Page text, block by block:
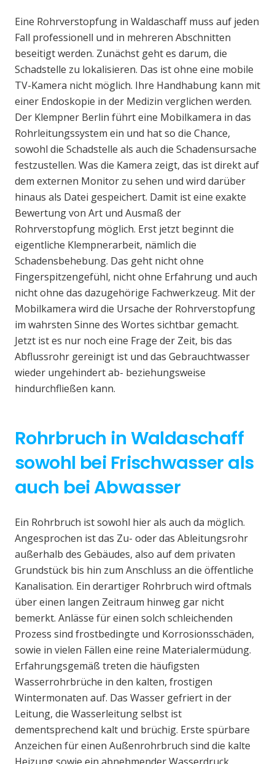
Eine Rohrverstopfung in Waldaschaff muss auf jeden
Fall professionell und in mehreren Abschnitten
beseitigt werden. Zunächst geht es darum, die
Schadstelle zu lokalisieren. Das ist ohne eine mobile
TV-Kamera nicht möglich. Ihre Handhabung kann mit
einer Endoskopie in der Medizin verglichen werden.
Der Klempner Berlin führt eine Mobilkamera in das
Rohrleitungssystem ein und hat so die Chance,
sowohl die Schadstelle als auch die Schadensursache
festzustellen. Was die Kamera zeigt, das ist direkt auf
dem externen Monitor zu sehen und wird darüber
hinaus als Datei gespeichert. Damit ist eine exakte
Bewertung von Art und Ausmaß der
Rohrverstopfung möglich. Erst jetzt beginnt die
eigentliche Klempnerarbeit, nämlich die
Schadensbehebung. Das geht nicht ohne
Fingerspitzengefühl, nicht ohne Erfahrung und auch
nicht ohne das dazugehörige Fachwerkzeug. Mit der
Mobilkamera wird die Ursache der Rohrverstopfung
im wahrsten Sinne des Wortes sichtbar gemacht.
Jetzt ist es nur noch eine Frage der Zeit, bis das
Abflussrohr gereinigt ist und das Gebrauchtwasser
wieder ungehindert ab- beziehungsweise
hindurchfließen kann.
Rohrbruch in Waldaschaff
sowohl bei Frischwasser als
auch bei Abwasser
Ein Rohrbruch ist sowohl hier als auch da möglich.
Angesprochen ist das Zu- oder das Ableitungsrohr
außerhalb des Gebäudes, also auf dem privaten
Grundstück bis hin zum Anschluss an die öffentliche
Kanalisation. Ein derartiger Rohrbruch wird oftmals
über einen langen Zeitraum hinweg gar nicht
bemerkt. Anlässe für einen solch schleichenden
Prozess sind frostbedingte und Korrosionsschäden,
sowie in vielen Fällen eine reine Materialermüdung.
Erfahrungsgemäß treten die häufigsten
Wasserrohrbrüche in den kalten, frostigen
Wintermonaten auf. Das Wasser gefriert in der
Leitung, die Wasserleitung selbst ist
dementsprechend kalt und brüchig. Erste spürbare
Anzeichen für einen Außenrohrbruch sind die kalte